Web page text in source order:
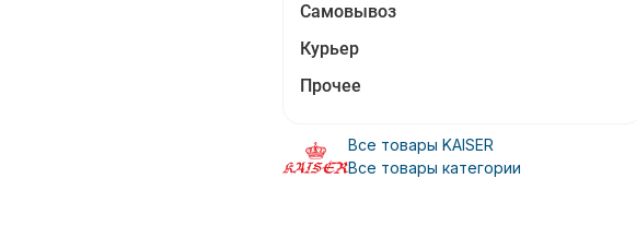
Самовывоз
Курьер
Прочее
Все товары KAISER
Все товары категории